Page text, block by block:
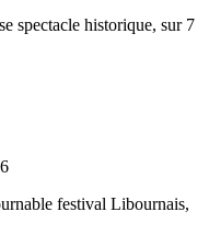
spectacle historique, sur 7
festival Libournais,